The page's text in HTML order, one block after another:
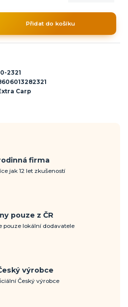
Přidat do košíku
2321
Carp
firma
jak 12 let zkušeností
pouze z ČR
pouze lokální dodavatele
výrobce
Český výrobce